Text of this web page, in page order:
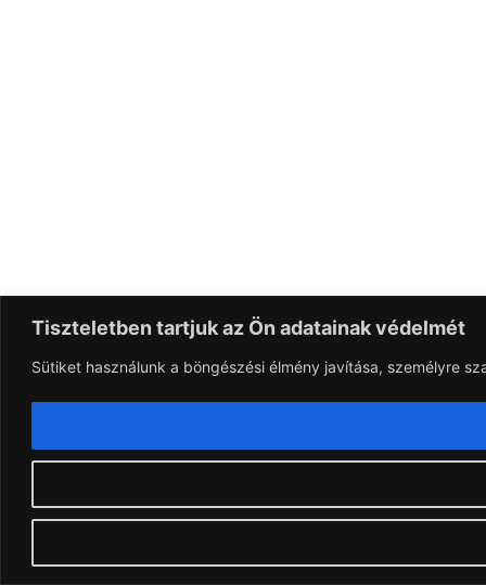
Tiszteletben tartjuk az Ön adatainak védelmét
Sütiket használunk a böngészési élmény javítása, személyre